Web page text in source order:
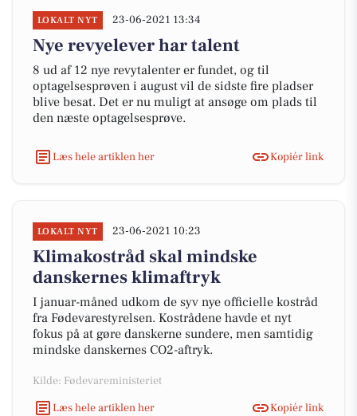
LOKALT NYT 23-06-2021 13:34
Nye revyelever har talent
8 ud af 12 nye revytalenter er fundet, og til
optagelsesprøven i august vil de sidste fire pladser
blive besat. Det er nu muligt at ansøge om plads til
den næste optagelsesprøve.
Læs hele artiklen her Kopiér link
LOKALT NYT 23-06-2021 10:23
Klimakostråd skal mindske
danskernes klimaftryk
I januar-måned udkom de syv nye officielle kostråd
fra Fødevarestyrelsen. Kostrådene havde et nyt
fokus på at gøre danskerne sundere, men samtidig
mindske danskernes CO2-aftryk.
Kilde: Fødevareministeriet
Læs hele artiklen her
Kopiér link